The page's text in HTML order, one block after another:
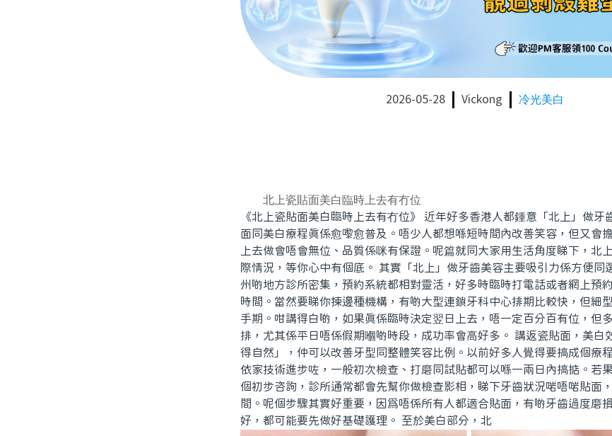
2026-05-28 Vickong 冷光美白
北上瓷貼面美白臨時上去有冇位
《北上瓷貼面美白臨時上去有冇位》 近年好多香港人都鍾意「北上」做牙
面同美白療程真係愈嚟愈普及。唔少人都想喺短時間內改善笑容，但又會
上去做會唔會無位、品質係咪有保證。呢篇就同大家用生活角度睇下，北
際情況，等你心中有個底。 其實「北上」做牙齒美容主要吸引力係方便同
州啲地方診所密集，預約系統都相對靈活，好多時臨時打電話或者網上預
時間。當然要睇你揀邊種機構，有啲大型連鎖牙科中心排期比較快，但細
手期。咁講得白啲，如果真係臨時決定翌日上去，唔一定百分百有位，但
排，尤其係平日唔係假期嗰啲時段，成功率會高好多。 講返瓷貼面，美白
得自然」，仲可以改善牙型同整體笑容比例。以前好多人覺得要搞成個療
依家技術進步咗，一般初次檢查、打磨同試貼都可以喺一兩日內搞掂。若
個初步咨詢，診所通常都會先幫你做檢查影相，睇下牙齒狀況啱唔啱貼面
間。呢個步驟其實好重要，因為唔係所有人都適合貼面，有啲牙齒過度磨
好，都可能要先做好基礎護理。 至於美白部分，北